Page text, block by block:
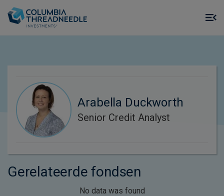
Arabella Duckworth
Senior Credit Analyst
Gerelateerde fondsen
No data was found